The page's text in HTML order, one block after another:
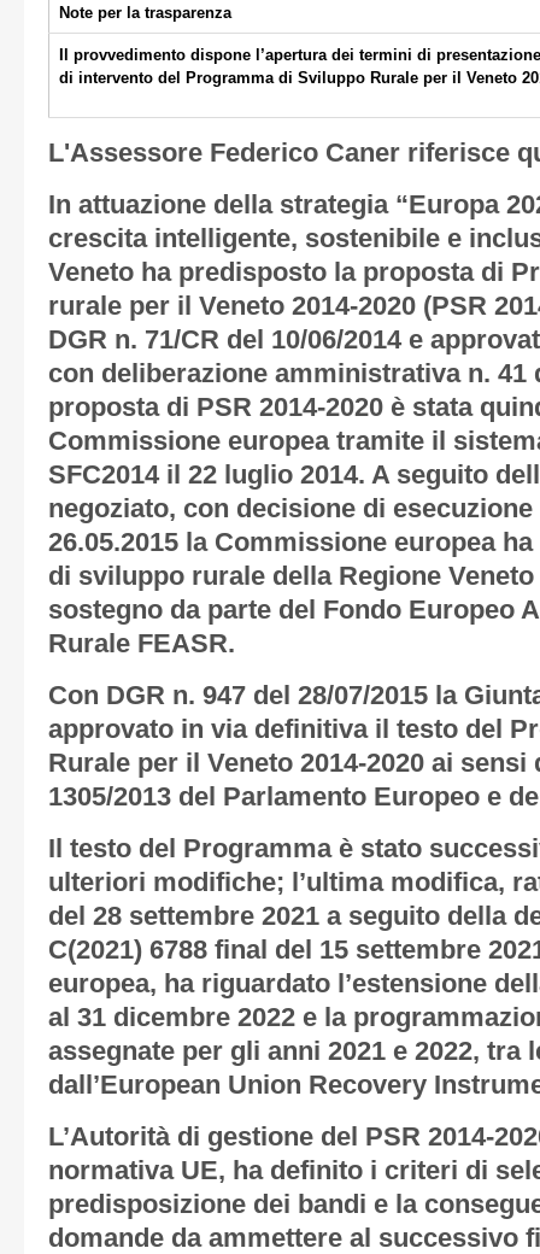
Note per la trasparenza
Il provvedimento dispone l’apertura dei termini di
di intervento del Programma di Sviluppo Rurale per il Veneto
L'Assessore Federico Caner riferisce
In attuazione della strategia “Europa
crescita intelligente, sostenibile e
Veneto ha predisposto la proposta di
rurale per il Veneto 2014-2020 (PSR
DGR n. 71/CR del 10/06/2014 e
con deliberazione amministrativa n. 41
proposta di PSR 2014-2020 è stata
Commissione europea tramite il
SFC2014 il 22 luglio 2014. A seguito
negoziato, con decisione di esecuzione
26.05.2015 la Commissione europea
di sviluppo rurale della Regione
sostegno da parte del Fondo Europeo
Rurale FEASR.
Con DGR n. 947 del 28/07/2015 la
approvato in via definitiva il testo del
Rurale per il Veneto 2014-2020 ai
1305/2013 del Parlamento Europeo e
Il testo del Programma è stato
ulteriori modifiche; l’ultima modifica,
del 28 settembre 2021 a seguito della
C(2021) 6788 final del 15 settembre
europea, ha riguardato l’estensione
al 31 dicembre 2022 e la
assegnate per gli anni 2021 e 2022, tra
dall’European Union Recovery
L’Autorità di gestione del PSR 2014-
normativa UE, ha definito i criteri di
predisposizione dei bandi e la
domande da ammettere al successivo